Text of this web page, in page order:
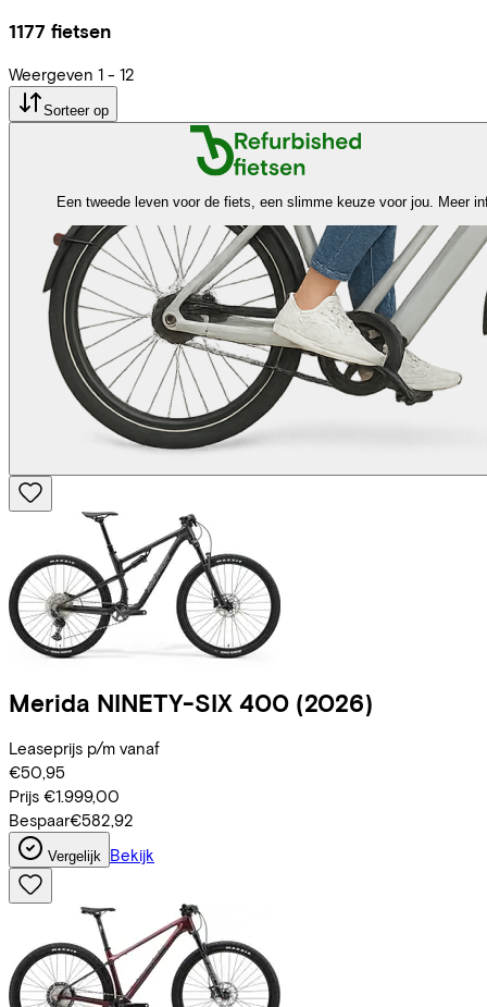
1177 fietsen
Weergeven 1 - 12
Sorteer op
Een tweede leven voor de fiets, een slimme keuze voor jou. Meer
Merida NINETY-SIX 400 (2026)
Leaseprijs p/m vanaf
€50,95
Prijs €1.999,00
Bespaar€582,92
Vergelijk Bekijk